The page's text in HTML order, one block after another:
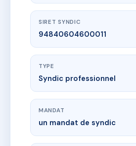
SIRET SYNDIC
94840604600011
TYPE
Syndic professionnel
MANDAT
un mandat de syndic